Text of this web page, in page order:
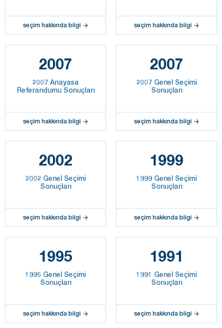
seçim hakkında bilgi seçim hakkında bilgi
2007
2007 Anayasa
Referandumu Sonuçları
seçim hakkında bilgi
2007
2007 Genel Seçimi
Sonuçları
seçim hakkında bilgi
2002
2002 Genel Seçimi
Sonuçları
seçim hakkında bilgi
1999
1999 Genel Seçimi
Sonuçları
seçim hakkında bilgi
1995
1995 Genel Seçimi
Sonuçları
seçim hakkında bilgi
1991
1991 Genel Seçimi
Sonuçları
seçim hakkında bilgi